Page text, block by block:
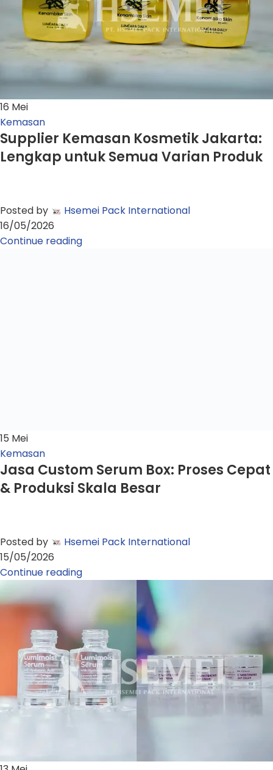
16 Mei
Kemasan
Supplier Kemasan Kosmetik Jakarta:
Lengkap untuk Semua Varian Produk
Posted by
Hsemei Pack International
16/05/2026
Continue reading
15 Mei
Kemasan
Jasa Custom Serum Box: Proses Cepat
& Produksi Skala Besar
Posted by
Hsemei Pack International
15/05/2026
Continue reading